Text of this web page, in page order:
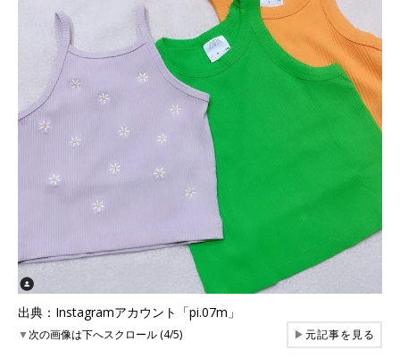
出典：Instagramアカウント「pi.07m」
▼次の画像は下へスクロール (4/5) ▶元記事を見る